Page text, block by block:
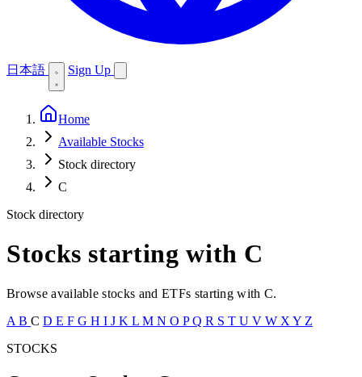
日本語 Sign Up
Home
Available Stocks
Stock directory
C
Stock directory
Stocks starting with C
Browse available stocks and ETFs starting with C.
A B C D E F G H I J K L M N O PQ R S T U V W X Y Z
STOCKS